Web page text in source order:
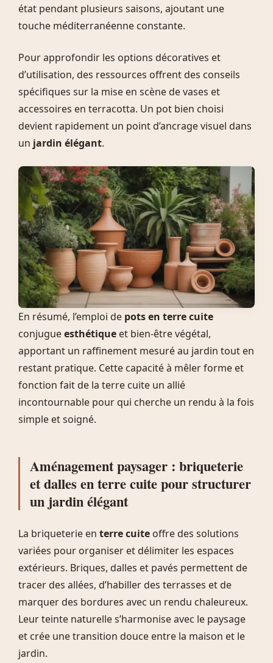
état pendant plusieurs saisons, ajoutant une
touche méditerranéenne constante.
Pour approfondir les options décoratives et
d’utilisation, des ressources offrent des conseils
spécifiques sur la mise en scène de vases et
accessoires en terracotta. Un pot bien choisi
devient rapidement un point d’ancrage visuel dans
un jardin élégant.
En résumé, l’emploi de pots en terre cuite
conjugueesthétique et bien-être végétal,
apportant un raffinement mesuré au jardin tout en
restant pratique. Cette capacité à mêler forme et
fonction fait de la terre cuite un allié
incontournable pour qui cherche un rendu à la fois
simple et soigné.
Aménagement paysager : briqueterie
et dalles en terre cuite pour structurer
un jardin élégant
La briqueterie en terre cuite offre des solutions
variées pour organiser et délimiter les espaces
extérieurs. Briques, dalles et pavés permettent de
tracer des allées, d’habiller des terrasses et de
marquer des bordures avec un rendu chaleureux.
Leur teinte naturelle s’harmonise avec le paysage
et crée une transition douce entre la maison et le
jardin.